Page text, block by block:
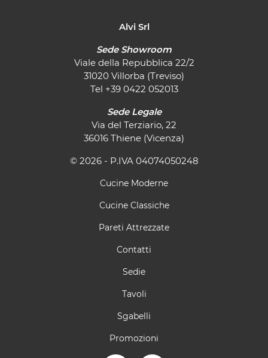
Alvi Srl
Sede Showroom
Viale della Repubblica 22/2
31020 Villorba (Treviso)
Tel +39 0422 052013
Sede Legale
Via del Terziario, 22
36016 Thiene (Vicenza)
© 2026 - P.IVA 04074050248
Cucine Moderne
Cucine Classiche
Pareti Attrezzate
Contatti
Sedie
Tavoli
Sgabelli
Promozioni